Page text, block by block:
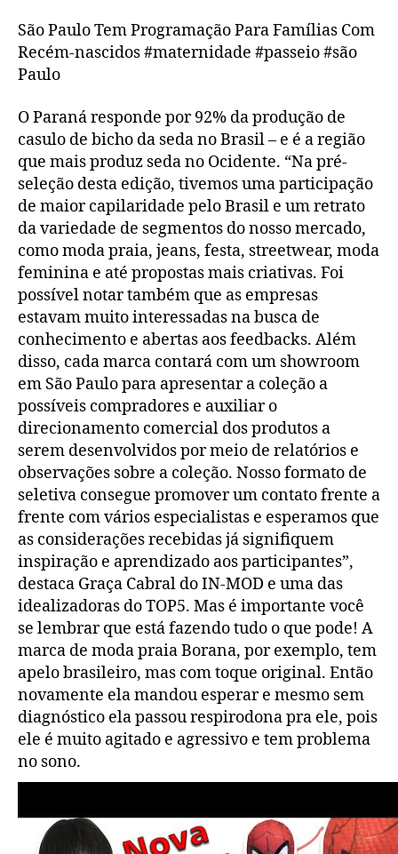
São Paulo Tem Programação Para Famílias Com
Recém-nascidos #maternidade #passeio #são
Paulo
O Paraná responde por 92% da produção de
casulo de bicho da seda no Brasil – e é a região
que mais produz seda no Ocidente. “Na pré-
seleção desta edição, tivemos uma participação
de maior capilaridade pelo Brasil e um retrato
da variedade de segmentos do nosso mercado,
como moda praia, jeans, festa, streetwear, moda
feminina e até propostas mais criativas. Foi
possível notar também que as empresas
estavam muito interessadas na busca de
conhecimento e abertas aos feedbacks. Além
disso, cada marca contará com um showroom
em São Paulo para apresentar a coleção a
possíveis compradores e auxiliar o
direcionamento comercial dos produtos a
serem desenvolvidos por meio de relatórios e
observações sobre a coleção. Nosso formato de
seletiva consegue promover um contato frente a
frente com vários especialistas e esperamos que
as considerações recebidas já signifiquem
inspiração e aprendizado aos participantes”,
destaca Graça Cabral do IN-MOD e uma das
idealizadoras do TOP5. Mas é importante você
se lembrar que está fazendo tudo o que pode! A
marca de moda praia Borana, por exemplo, tem
apelo brasileiro, mas com toque original. Então
novamente ela mandou esperar e mesmo sem
diagnóstico ela passou respirodona pra ele, pois
ele é muito agitado e agressivo e tem problema
no sono.